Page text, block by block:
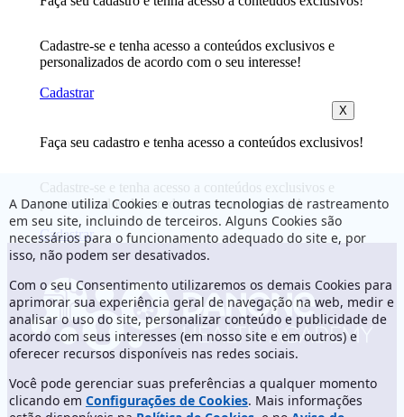
Cadastre-se e tenha acesso a conteúdos exclusivos e
personalizados de acordo com o seu interesse!
Cadastrar
X
Faça seu cadastro e tenha acesso a conteúdos exclusivos!
Cadastre-se e tenha acesso a conteúdos exclusivos e
personalizados de acordo com o seu interesse!
Cadastrar
Fale Conosco
A Danone utiliza Cookies e outras tecnologias de rastreamento
em seu site, incluindo de terceiros. Alguns Cookies são
necessários para o funcionamento adequado do site e, por
isso, não podem ser desativados.
Com o seu Consentimento utilizaremos os demais Cookies para
aprimorar sua experiência geral de navegação na web, medir e
analisar o uso do site, personalizar conteúdo e publicidade de
acordo com seus interesses (em nosso site e em outros) e
oferecer recursos disponíveis nas redes sociais.
Você pode gerenciar suas preferências a qualquer momento
clicando em Configurações de Cookies. Mais informações